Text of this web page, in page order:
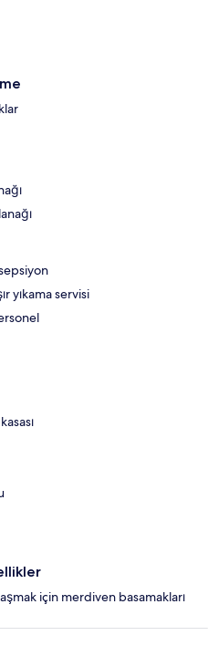
yıkama servisi
için merdiven basamakları